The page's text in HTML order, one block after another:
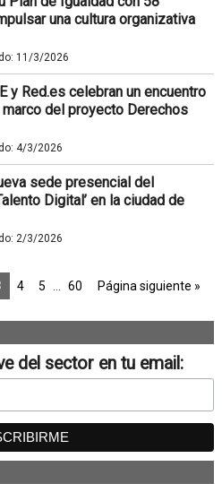
una cultura organizativa
11/3/2026
y Red.es celebran un encuentro
del proyecto Derechos
4/3/2026
sede presencial del
Digital’ en la ciudad de
2/3/2026
4 5 60 Página siguiente »
del sector en tu email: